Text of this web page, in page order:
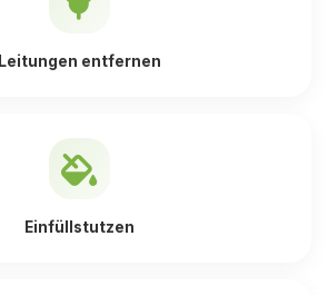
Leitungen entfernen
Einfüllstutzen